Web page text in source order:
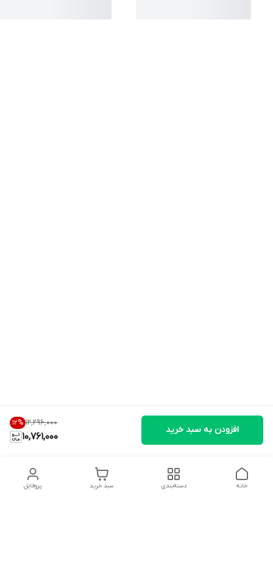
۱۲٬۲۹۶٬۰۰۰ 12%
10,761,000
افزودن به سبد خرید
پروفایل سبد خرید دسته‌بندی خانه